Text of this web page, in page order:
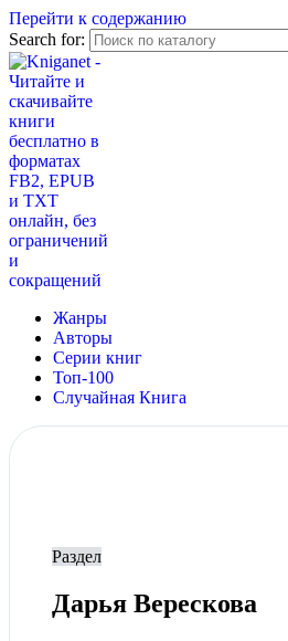
Перейти к содержанию
Search for:
Жанры
Авторы
Серии книг
Топ-100
Случайная Книга
Раздел
Дарья Верескова